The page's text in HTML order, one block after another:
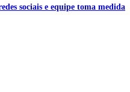
sociais e equipe toma medida